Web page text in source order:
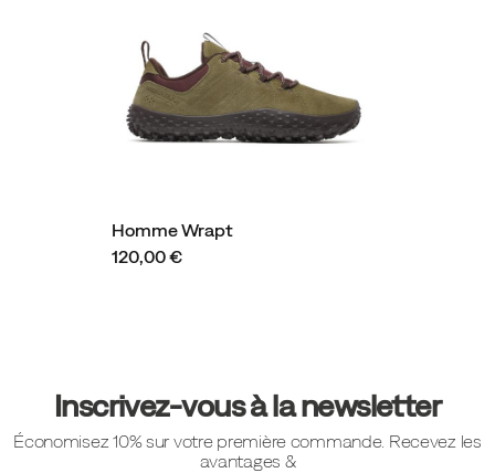
Homme Wrapt
120,00 €
pied
Inscrivez-vous à la newsletter
Économisez 10% sur votre première commande. Recevez les
avantages &